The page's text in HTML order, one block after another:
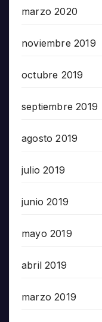
marzo 2020
noviembre 2019
octubre 2019
septiembre 2019
agosto 2019
julio 2019
junio 2019
mayo 2019
abril 2019
marzo 2019